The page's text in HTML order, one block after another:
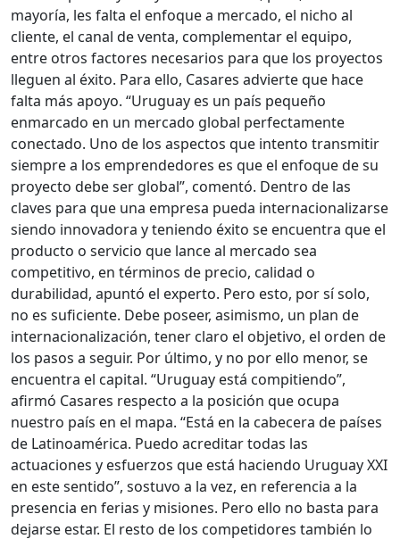
mayoría, les falta el enfoque a mercado, el nicho al
cliente, el canal de venta, complementar el equipo,
entre otros factores necesarios para que los proyectos
lleguen al éxito. Para ello, Casares advierte que hace
falta más apoyo. “Uruguay es un país pequeño
enmarcado en un mercado global perfectamente
conectado. Uno de los aspectos que intento transmitir
siempre a los emprendedores es que el enfoque de su
proyecto debe ser global”, comentó. Dentro de las
claves para que una empresa pueda internacionalizarse
siendo innovadora y teniendo éxito se encuentra que el
producto o servicio que lance al mercado sea
competitivo, en términos de precio, calidad o
durabilidad, apuntó el experto. Pero esto, por sí solo,
no es suficiente. Debe poseer, asimismo, un plan de
internacionalización, tener claro el objetivo, el orden de
los pasos a seguir. Por último, y no por ello menor, se
encuentra el capital. “Uruguay está compitiendo”,
afirmó Casares respecto a la posición que ocupa
nuestro país en el mapa. “Está en la cabecera de países
de Latinoamérica. Puedo acreditar todas las
actuaciones y esfuerzos que está haciendo Uruguay XXI
en este sentido”, sostuvo a la vez, en referencia a la
presencia en ferias y misiones. Pero ello no basta para
dejarse estar. El resto de los competidores también lo